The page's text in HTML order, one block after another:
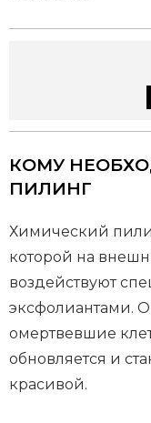
КОМУ
ПИЛИНГ
Химический
которой на
воздействуют
эксфолиантами.
омертвевшие
обновляется и
красивой.